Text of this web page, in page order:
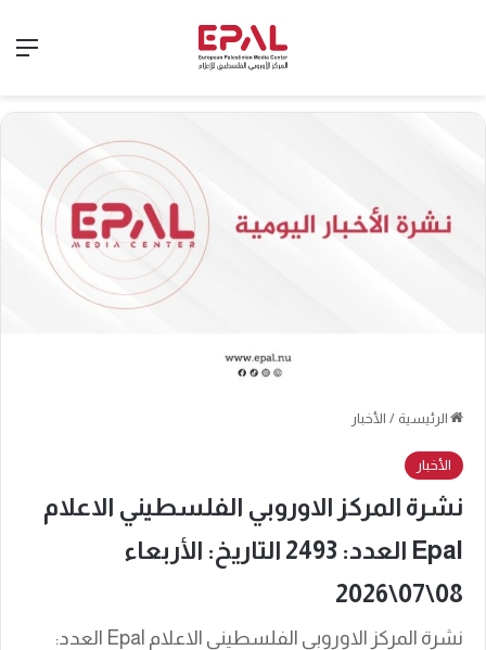
الرئيسية / الأخبار
الأخبار
نشرة المركز الاوروبي الفلسطيني الاعلام
Epal العدد: 2493 التاريخ: الأربعاء
08\07\2026
نشرة المركز الاوروبي الفلسطيني الاعلام Epal العدد: